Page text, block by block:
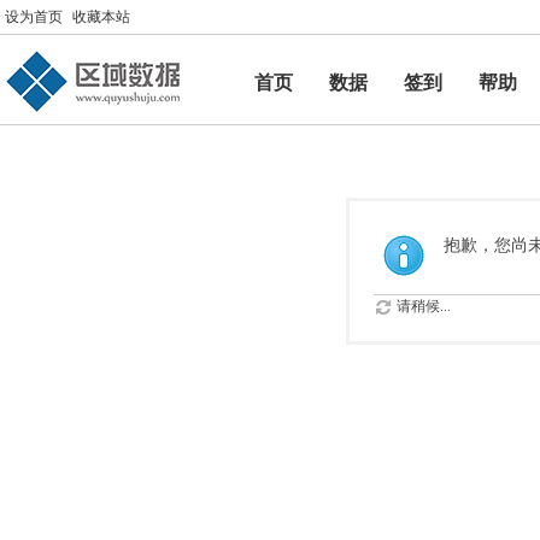
设为首页 收藏本站
首页 数据 签到
帮助
帮助
抱歉，您尚
请稍候...